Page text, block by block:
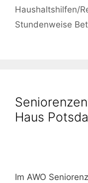
Haushaltshilfen/
Stundenweise
Haus
Im AWO